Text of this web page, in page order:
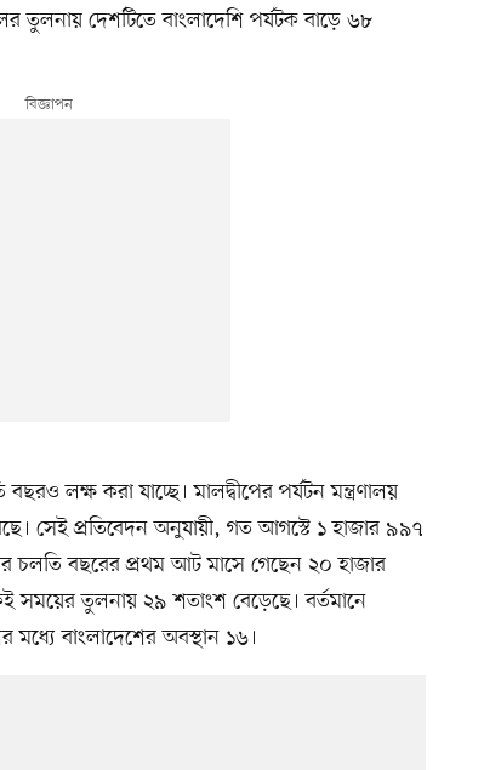
তুলনায় দেশটিতে বাংলাদেশি পর্যটক বাড়ে ৬৮
বছরও লক্ষ করা যাচ্ছে। মালদ্বীপের পর্যটন মন্ত্রণালয়
সেই প্রতিবেদন অনুযায়ী, গত আগস্টে ১ হাজার ৯৯৭
চলতি বছরের প্রথম আট মাসে গেছেন ২০ হাজার
সময়ের তুলনায় ২৯ শতাংশ বেড়েছে। বর্তমানে
মধ্যে বাংলাদেশের অবস্থান ১৬।